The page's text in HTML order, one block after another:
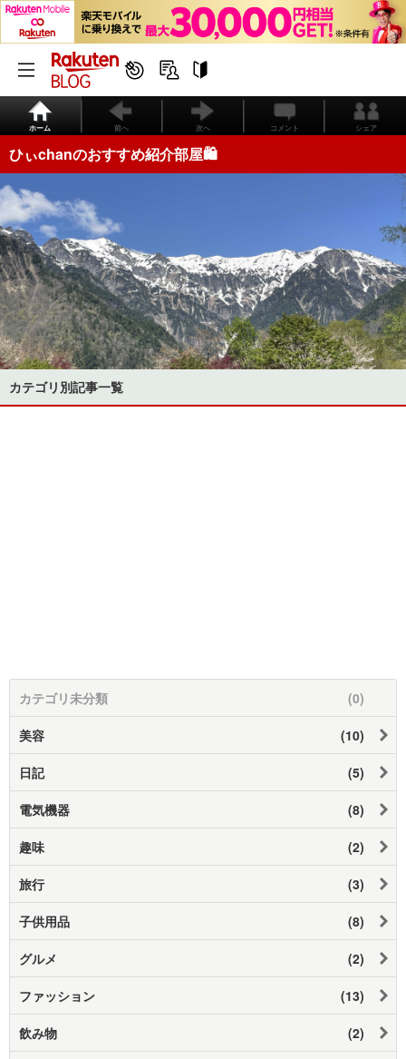
ホーム 前へ 次へ コメント シェア
ひぃchanのおすすめ紹介部屋🛍️
カテゴリ別記事一覧
カテゴリ未分類 (0)
美容 (10)
日記 (5)
電気機器 (8)
趣味 (2)
旅行 (3)
子供用品 (8)
グルメ (2)
ファッション (13)
飲み物 (2)